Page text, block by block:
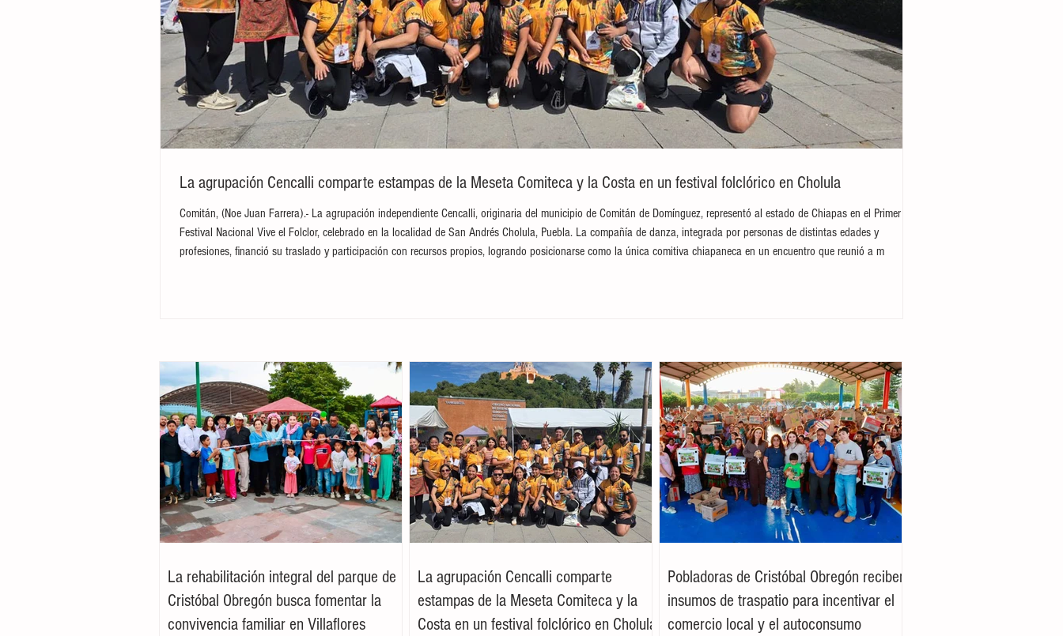
La agrupación Cencalli comparte estampas de la Meseta Comiteca y la Costa en un festival folclórico en Cholula
Comitán, (Noe Juan Farrera).- La agrupación independiente Cencalli, originaria del municipio de Comitán de Domínguez, representó al estado de Chiapas en el Primer
Festival Nacional Vive el Folclor, celebrado en la localidad de San Andrés Cholula, Puebla. La compañía de danza, integrada por personas de distintas edades y
profesiones, financió su traslado y participación con recursos propios, logrando posicionarse como la única comitiva chiapaneca en un encuentro que reunió a m
La rehabilitación integral del parque de
Cristóbal Obregón busca fomentar la
convivencia familiar en Villaflores
La agrupación Cencalli comparte
estampas de la Meseta Comiteca y la
Costa en un festival folclórico en Cholula
Pobladoras de Cristóbal Obregón reciben
insumos de traspatio para incentivar el
comercio local y el autoconsumo